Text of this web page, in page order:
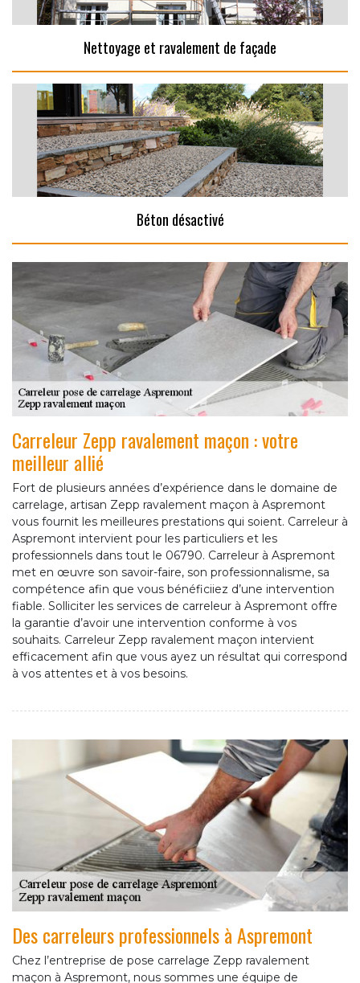
Nettoyage et ravalement de façade
Béton désactivé
Carreleur Zepp ravalement maçon : votre
meilleur allié
Fort de plusieurs années d’expérience dans le domaine de
carrelage, artisan Zepp ravalement maçon à Aspremont
vous fournit les meilleures prestations qui soient. Carreleur à
Aspremont intervient pour les particuliers et les
professionnels dans tout le 06790. Carreleur à Aspremont
met en œuvre son savoir-faire, son professionnalisme, sa
compétence afin que vous bénéficiiez d’une intervention
fiable. Solliciter les services de carreleur à Aspremont offre
la garantie d’avoir une intervention conforme à vos
souhaits. Carreleur Zepp ravalement maçon intervient
efficacement afin que vous ayez un résultat qui correspond
à vos attentes et à vos besoins.
Des carreleurs professionnels à Aspremont
Chez l’entreprise de pose carrelage Zepp ravalement
maçon à Aspremont, nous sommes une équipe de